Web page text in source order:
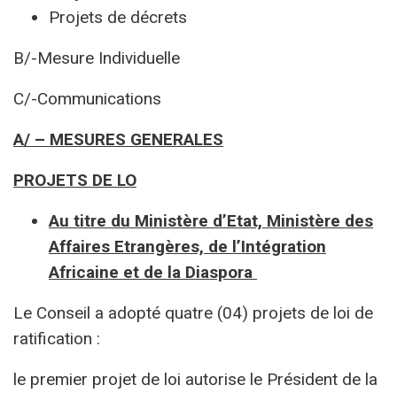
Projets de décrets
B/-Mesure Individuelle
C/-Communications
A/ – MESURES GENERALES
PROJETS DE LO
Au titre du Ministère d’Etat, Ministère des
Affaires Etrangères, de l’Intégration
Africaine et de la Diaspora
Le Conseil a adopté quatre (04) projets de loi de
ratification :
le premier projet de loi autorise le Président de la